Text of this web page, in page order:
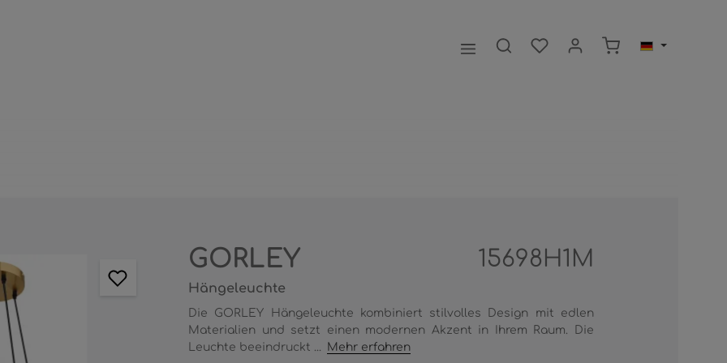
GORLEY 15698H1M
Hängeleuchte
Die GORLEY Hängeleuchte kombiniert stilvolles Design mit edlen
Materialien und setzt einen modernen Akzent in Ihrem Raum. Die
Leuchte beeindruckt ...
Mehr erfahren